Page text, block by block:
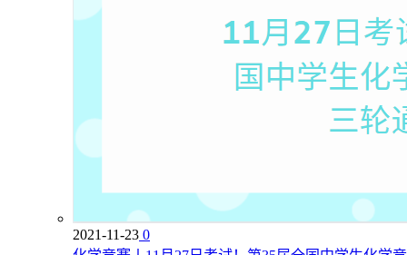
2021-11-23 0